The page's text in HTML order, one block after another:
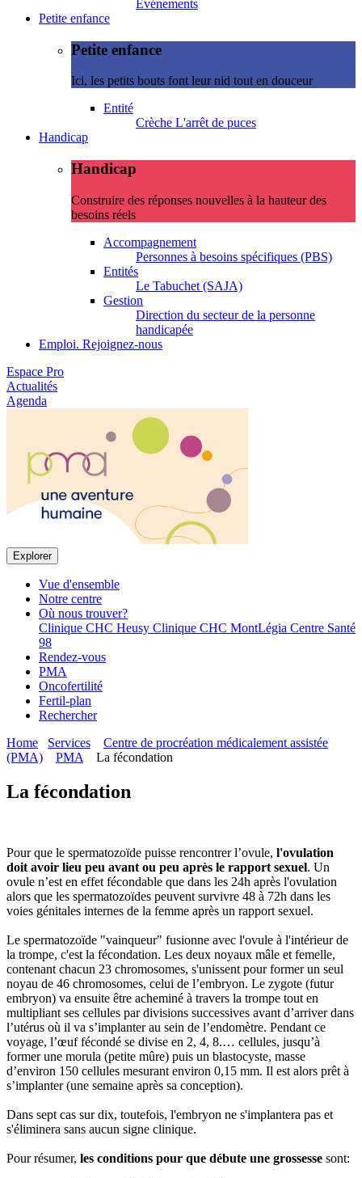
Evénements
Petite enfance
Petite enfance
Ici, les petits bouts font leur nid tout en douceur
Entité
Crèche L'arrêt de puces
Handicap
Handicap
Construire des réponses nouvelles à la hauteur des
besoins réels
Accompagnement
Personnes à besoins spécifiques (PBS)
Entités
Le Tabuchet (SAJA)
Gestion
Direction du secteur de la personne
handicapée
Emploi. Rejoignez-nous
Espace Pro
Actualités
Agenda
Explorer
Vue d'ensemble
Notre centre
Où nous trouver?
Clinique CHC Heusy Clinique CHC MontLégia Centre Santé
98
Rendez-vous
PMA
Oncofertilité
Fertil-plan
Rechercher
Home
Services
Centre de procréation médicalement assistée
(PMA)
PMA La fécondation
La fécondation
Pour que le spermatozoïde puisse rencontrer l’ovule, l'ovulation
doit avoir lieu peu avant ou peu après le rapport sexuel. Un
ovule n’est en effet fécondable que dans les 24h après l'ovulation
alors que les spermatozoïdes peuvent survivre 48 à 72h dans les
voies génitales internes de la femme après un rapport sexuel.
Le spermatozoïde "vainqueur" fusionne avec l'ovule à l'intérieur de
la trompe, c'est la fécondation. Les deux noyaux mâle et femelle,
contenant chacun 23 chromosomes, s'unissent pour former un seul
noyau de 46 chromosomes, celui de l’embryon. Le zygote (futur
embryon) va ensuite être acheminé à travers la trompe tout en
multipliant ses cellules par divisions successives avant d’arriver dans
l’utérus où il va s’implanter au sein de l’endomètre. Pendant ce
voyage, l’œuf fécondé se divise en 2, 4, 8.… cellules, jusqu’à
former une morula (petite mûre) puis un blastocyste, masse
d’environ 150 cellules mesurant environ 0,15 mm. Il est alors prêt à
s’implanter (une semaine après sa conception).
Dans sept cas sur dix, toutefois, l'embryon ne s'implantera pas et
s'éliminera sans aucun signe clinique.
Pour résumer, les conditions pour que débute une grossesse sont: